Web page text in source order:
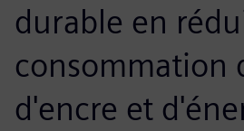
durable en
consommation
d'encre et